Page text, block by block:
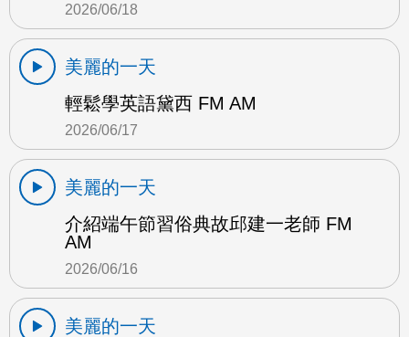
2026/06/18
美麗的一天
輕鬆學英語黛西 FM AM
2026/06/17
美麗的一天
介紹端午節習俗典故邱建一老師 FM
AM
2026/06/16
美麗的一天